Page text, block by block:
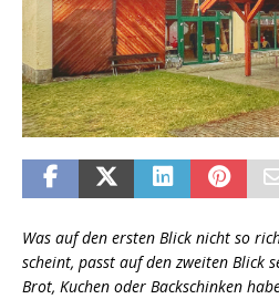
Was auf den ersten Blick nicht so
scheint, passt auf den zweiten Blick
Brot, Kuchen oder Backschinken